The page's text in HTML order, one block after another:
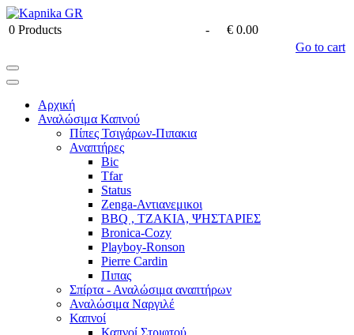
0 Products -
€ 0.00
Go to cart
Αρχική
Αναλώσιμα Καπνού
Πίπες Τσιγάρων-Πιπακια
Αναπτήρες
Bic
Tfar
Status
Zenga-Αντιανεμικοι
BBQ , ΤΖΑΚΙΑ, ΨΗΣΤΑΡΙΕΣ
Bronica-Cozy
Playboy-Ronson
Pierre Cardin
Πιπας
Σπίρτα - Αναλώσιμα αναπτήρων
Αναλώσιμα Ναργιλέ
Καπνοί
Καπνοί Στριφτού